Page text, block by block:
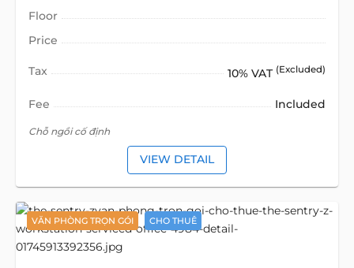
Floor
Price
Tax 10% VAT (Excluded)
Fee Included
Chỗ ngồi cố định
VIEW DETAIL
VĂN PHÒNG TRỌN GÓI CHO THUÊ